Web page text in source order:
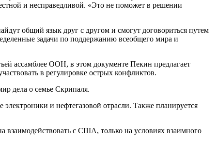
и несправедливой. «Это не поможет в решении
общий язык друг с другом и смогут договориться путем
задачи по поддержанию всеобщего мира и
ассамблее ООН, в этом документе Пекин предлагает
в регулировке острых конфликтов.
дела о семье Скрипаля.
и нефтегазовой отрасли. Также планируется
взаимодействовать с США, только на условиях взаимного